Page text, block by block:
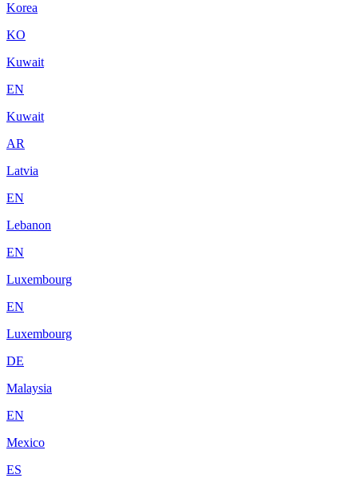
Korea
KO
Kuwait
EN
Kuwait
AR
Latvia
EN
Lebanon
EN
Luxembourg
EN
Luxembourg
DE
Malaysia
EN
Mexico
ES